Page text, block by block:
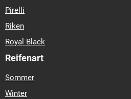
Pirelli
Riken
Royal Black
Reifenart
Sommer
Winter